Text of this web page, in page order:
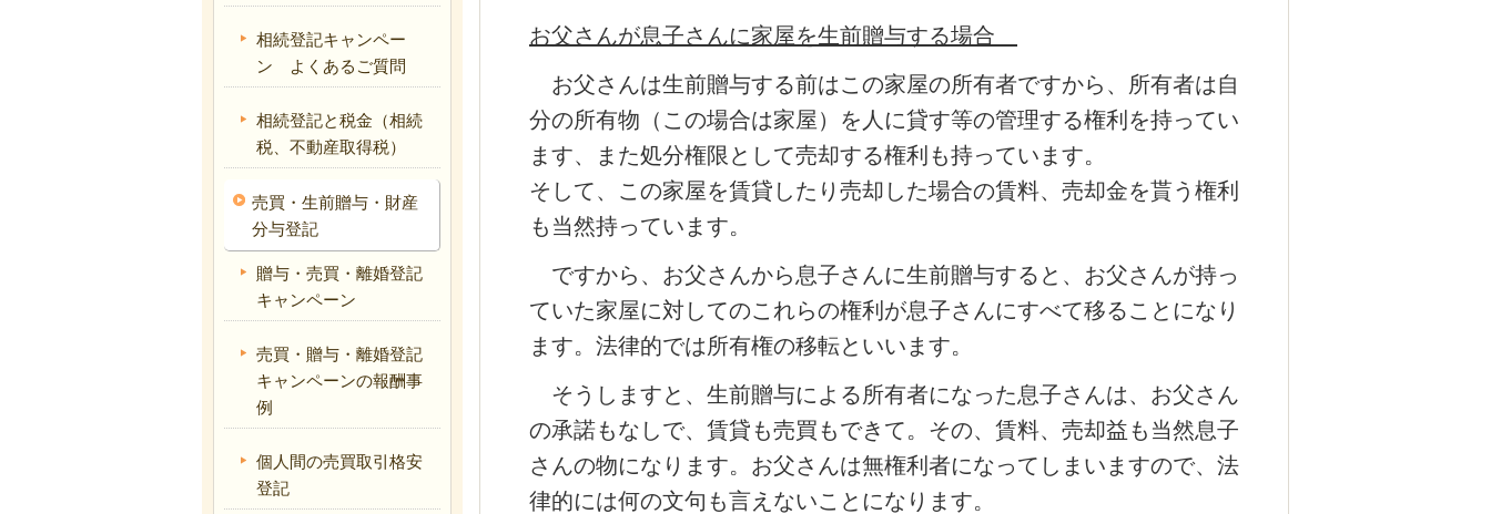
お父さんが息子さんに家屋を生前贈与する場合
お父さんは生前贈与する前はこの家屋の所有者ですから、所有者は自
分の所有物（この場合は家屋） を人に貸す等の管理する権利を持ってい
ます、また処分権限として売却する権利も持っています。
そして、この家屋を賃貸したり売却した場合の賃料、売却金を貰う権利
も当然持っています。
ですから、お父さんから息子さんに生前贈与すると、お父さんが持っ
ていた家屋に対してのこれらの権利が息子さんにすべて移ることになり
ます。法律的では所有権の移転といいます。
そうしますと、生前贈与による所有者になった息子さんは、お父さん
の承諾もなしで、賃貸も売買もできて。その、賃料、売却益も当然息子
さんの物になります。お父さんは無権利者になってしまいますので、法
律的には何の文句も言えないことになります。
相続登記キャンペー
ン よくあるご質問
相続登記と税金（相続
税、不動産取得税）
売買・生前贈与・財産
分与登記
贈与・売買・離婚登記
キャンペーン
売買・贈与・離婚登記
キャンペーンの報酬事
例
個人間の売買取引格安
登記